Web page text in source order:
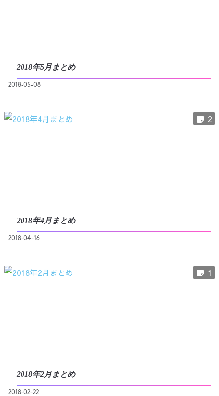
2018年5月まとめ
2018-05-08
2
2018年4月まとめ
2018-04-16
1
2018年2月まとめ
2018-02-22